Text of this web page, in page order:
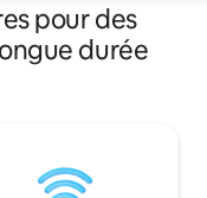
pour des
durée